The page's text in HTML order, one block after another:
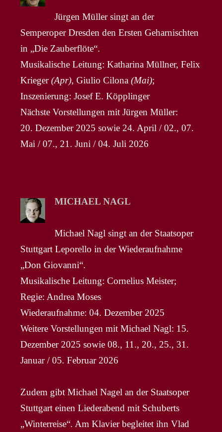
Jürgen Müller singt an der
Semperoper Dresden den Ersten Geharnischten
in „Die Zauberflöte“.
Musikalische Leitung: Katharina Müllner, Felix
Krieger(Apr), Giulio Cilona(Mai);
Inszenierung: Josef E. Köpplinger
Nächste Vorstellungen mit Jürgen Müller:
20. Dezember 2025 sowie 24. April / 02., 07.
Mai / 07., 21. Juni / 04. Juli 2026
MICHAEL NAGL
Michael Nagl singt an der Staatsoper
Stuttgart Leporello in der Wiederaufnahme
„Don Giovanni“.
Musikalische Leitung: Cornelius Meister;
Regie: Andrea Moses
Wiederaufnahme: 04. Dezember 2025
Weitere Vorstellungen mit Michael Nagl: 15.
Dezember 2025 sowie 08., 11., 20., 25., 31.
Januar / 05. Februar 2026
Zudem gibt Michael Nagel an der Staatsoper
Stuttgart einen Liederabend mit Schuberts
„Winterreise“. Am Klavier begleitet ihn Vlad